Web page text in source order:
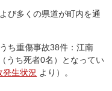
び多くの県道が町内を通
ち重傷事故38件：江南
うち死者0名）となってい
発生状況 より）。